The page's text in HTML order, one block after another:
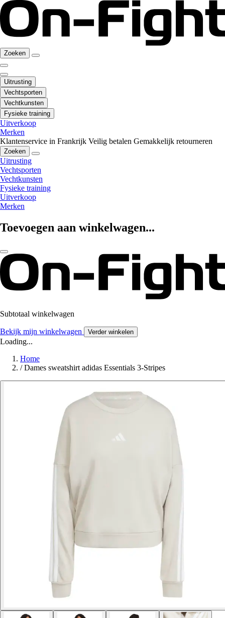
Zoeken
Uitrusting
Vechtsporten
Vechtkunsten
Fysieke training
Uitverkoop
Merken
Klantenservice in Frankrijk Veilig betalen Gemakkelijk retourneren
Zoeken
Uitrusting
Vechtsporten
Vechtkunsten
Fysieke training
Uitverkoop
Merken
Toevoegen aan winkelwagen...
Subtotaal winkelwagen
Bekijk mijn winkelwagen Verder winkelen
Loading...
Home
/ Dames sweatshirt adidas Essentials 3-Stripes